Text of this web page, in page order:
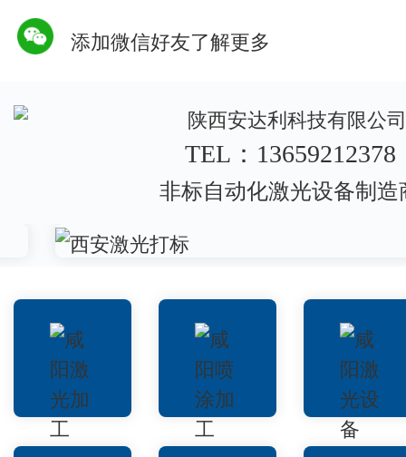
添加微信好友了解更多
TEL：13659212378
非标自动化激光设备制造